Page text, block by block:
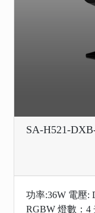
SA-H521-
功率:36W 電壓:
RGBW 燈數：4